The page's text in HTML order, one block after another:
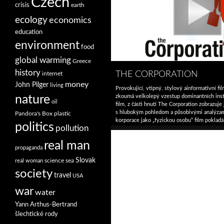
Váleční
zbohatlíci
THE CORPORATION
Provokující, vtipný, stylový ainformativní
zkoumá velkolepý vzestup dominantních
film, z části hnutí The Corporation
s hlubokým pohledom a působivými
korporace jako „fyzickou osobu“ film
za typ osoby? Film obsahuje rozhovory se
crisis earth
ecologyeconomics
education
environment food
global warming Greece
history internet
John Pilger living money
nature oil
Pandora's Box plastic
politics pollution
propaganda real man
real woman science sea Slovak
society travel USA
warwater
Yann Arthus-Bertrand
šlechtické rody